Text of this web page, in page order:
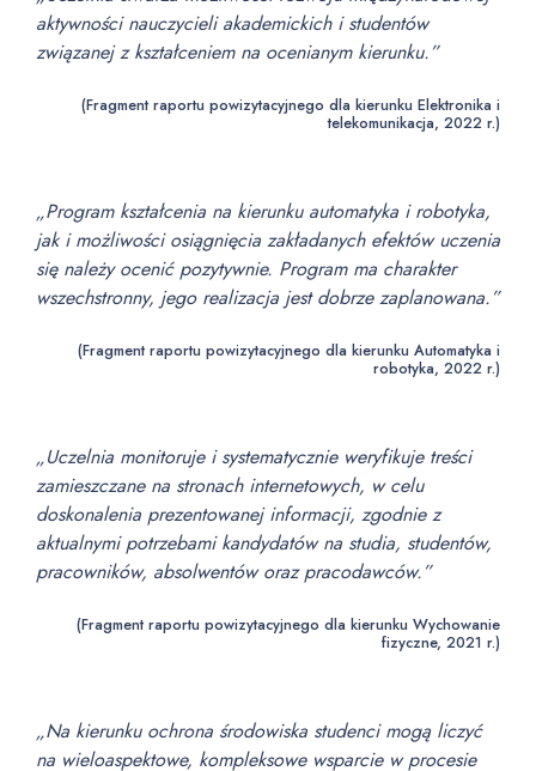
aktywności nauczycieli akademickich i studentów
związanej z kształceniem na ocenianym kierunku.”
(Fragment raportu powizytacyjnego dla kierunku Elektronika i
telekomunikacja, 2022 r.)
„Program kształcenia na kierunku automatyka i robotyka,
jak i możliwości osiągnięcia zakładanych efektów uczenia
się należy ocenić pozytywnie. Program ma charakter
wszechstronny, jego realizacja jest dobrze zaplanowana.”
(Fragment raportu powizytacyjnego dla kierunku Automatyka i
robotyka, 2022 r.)
„Uczelnia monitoruje i systematycznie weryfikuje treści
zamieszczane na stronach internetowych, w celu
doskonalenia prezentowanej informacji, zgodnie z
aktualnymi potrzebami kandydatów na studia, studentów,
pracowników, absolwentów oraz pracodawców.”
(Fragment raportu powizytacyjnego dla kierunku Wychowanie
fizyczne, 2021 r.)
„Na kierunku ochrona środowiska studenci mogą liczyć
na wieloaspektowe, kompleksowe wsparcie w procesie